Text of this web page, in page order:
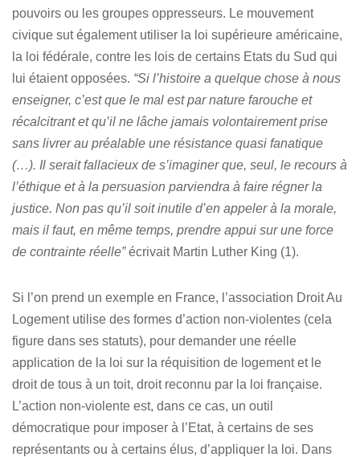
pouvoirs ou les groupes oppresseurs. Le mouvement
civique sut également utiliser la loi supérieure américaine,
la loi fédérale, contre les lois de certains Etats du Sud qui
lui étaient opposées. “Si l’histoire a quelque chose à nous
enseigner, c’est que le mal est par nature farouche et
récalcitrant et qu’il ne lâche jamais volontairement prise
sans livrer au préalable une résistance quasi fanatique
(…). Il serait fallacieux de s’imaginer que, seul, le recours à
l’éthique et à la persuasion parviendra à faire régner la
justice. Non pas qu’il soit inutile d’en appeler à la morale,
mais il faut, en même temps, prendre appui sur une force
de contrainte réelle”écrivait Martin Luther King (1).
Si l’on prend un exemple en France, l’association Droit Au
Logement utilise des formes d’action non-violentes (cela
figure dans ses statuts), pour demander une réelle
application de la loi sur la réquisition de logement et le
droit de tous à un toit, droit reconnu par la loi française.
L’action non-violente est, dans ce cas, un outil
démocratique pour imposer à l’Etat, à certains de ses
représentants ou à certains élus, d’appliquer la loi. Dans